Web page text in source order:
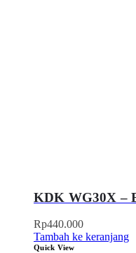
KDK WG30X –
Rp440.000
Tambah ke keranjang
Quick View